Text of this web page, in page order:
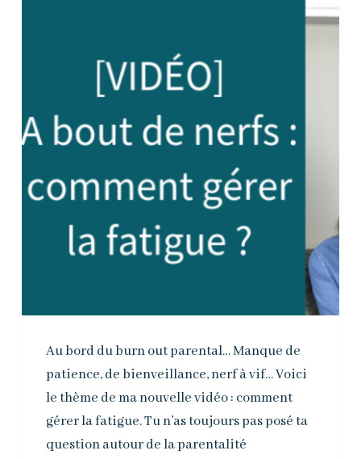
Au bord du burn out parental… Manque de
patience, de bienveillance, nerf à vif… Voici
le thème de ma nouvelle vidéo : comment
gérer la fatigue. Tu n’as toujours pas posé ta
question autour de la parentalité